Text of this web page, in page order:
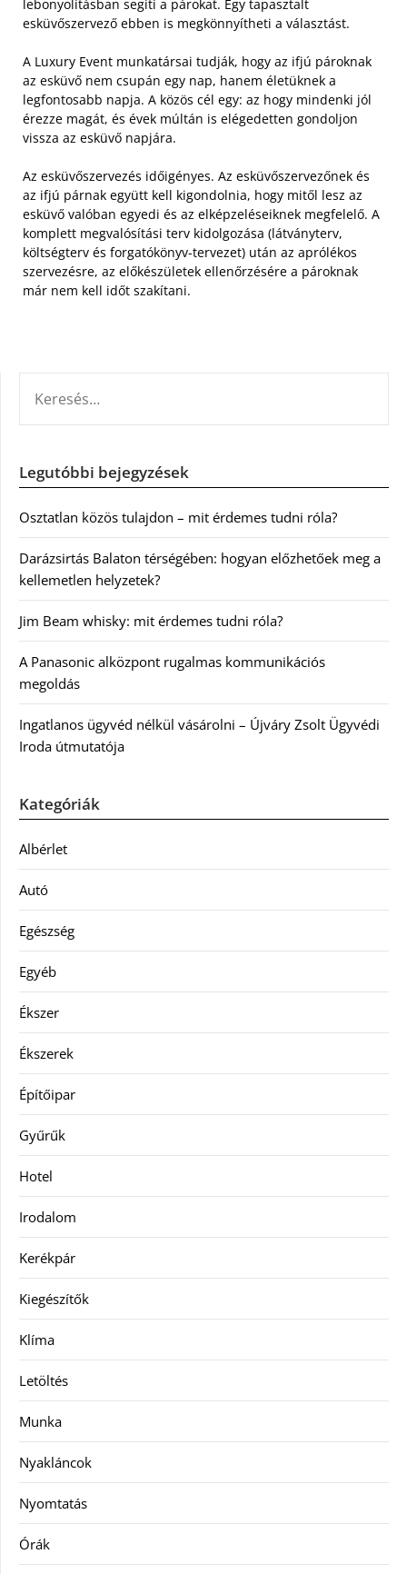
lebonyolításban segíti a párokat. Egy tapasztalt
esküvőszervező ebben is megkönnyítheti a választást.
A Luxury Event munkatársai tudják, hogy az ifjú pároknak
az esküvő nem csupán egy nap, hanem életüknek a
legfontosabb napja. A közös cél egy: az hogy mindenki jól
érezze magát, és évek múltán is elégedetten gondoljon
vissza az esküvő napjára.
Az esküvőszervezés időigényes. Az esküvőszervezőnek és
az ifjú párnak együtt kell kigondolnia, hogy mitől lesz az
esküvő valóban egyedi és az elképzeléseiknek megfelelő. A
komplett megvalósítási terv kidolgozása (látványterv,
költségterv és forgatókönyv-tervezet) után az aprólékos
szervezésre, az előkészületek ellenőrzésére a pároknak
már nem kell időt szakítani.
Legutóbbi bejegyzések
Osztatlan közös tulajdon – mit érdemes tudni róla?
Darázsirtás Balaton térségében: hogyan előzhetőek meg a
kellemetlen helyzetek?
Jim Beam whisky: mit érdemes tudni róla?
A Panasonic alközpont rugalmas kommunikációs
megoldás
Ingatlanos ügyvéd nélkül vásárolni – Újváry Zsolt Ügyvédi
Iroda útmutatója
Kategóriák
Albérlet
Autó
Egészség
Egyéb
Ékszer
Ékszerek
Építőipar
Gyűrűk
Hotel
Irodalom
Kerékpár
Kiegészítők
Klíma
Letöltés
Munka
Nyakláncok
Nyomtatás
Órák